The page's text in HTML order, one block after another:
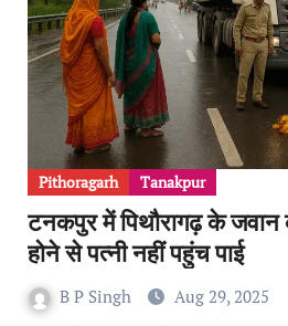
Pithoragarh Tanakpur
टनकपुर में पिथौरागढ़ के जवान
होने से पत्नी नहीं पहुंच पाई
B P Singh Aug 29, 2025